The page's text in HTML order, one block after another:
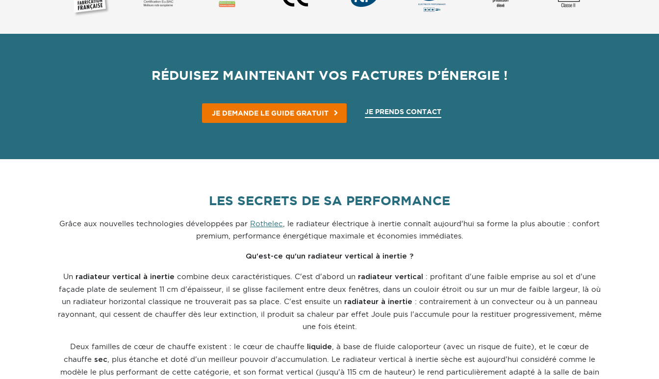
RÉDUISEZ MAINTENANT VOS FACTURES D’ÉNERGIE !
JE DEMANDE LE GUIDE GRATUIT JE PRENDS CONTACT
LES SECRETS DE SA PERFORMANCE
Grâce aux nouvelles technologies développées par Rothelec , le radiateur électrique à inertie connaît aujourd'hui sa forme la plus aboutie : confort
premium, performance énergétique maximale et économies immédiates.
Qu'est-ce qu'un radiateur vertical à inertie ?
Un radiateur vertical à inertie combine deux caractéristiques. C'est d'abord un radiateur vertical
: profitant d'une faible emprise au sol et d'une
façade plate de seulement 11 cm d'épaisseur, il se glisse facilement entre deux fenêtres, dans un couloir étroit ou sur un mur de faible largeur, là où
un radiateur horizontal classique ne trouverait pas sa place. C'est ensuite un radiateur à inertie : contrairement à un convecteur ou à un panneau
rayonnant, qui cessent de chauffer dès leur extinction, il produit sa chaleur par effet Joule puis l'accumule pour la restituer progressivement, même
une fois éteint.
Deux familles de cœur de chauffe existent : le cœur de chauffe liquide
, à base de fluide caloporteur (avec un risque de fuite), et le cœur de
chauffe sec , plus étanche et doté d'un meilleur pouvoir d'accumulation. Le radiateur vertical à inertie sèche est aujourd'hui considéré comme le
modèle le plus performant de cette catégorie, et son format vertical (jusqu'à 115 cm de hauteur) le rend particulièrement adapté à la salle de bain